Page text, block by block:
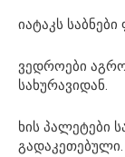
იატაკს
ვედროები
სახურავიდან.
ხის პალეტები
გადაკეთებული.